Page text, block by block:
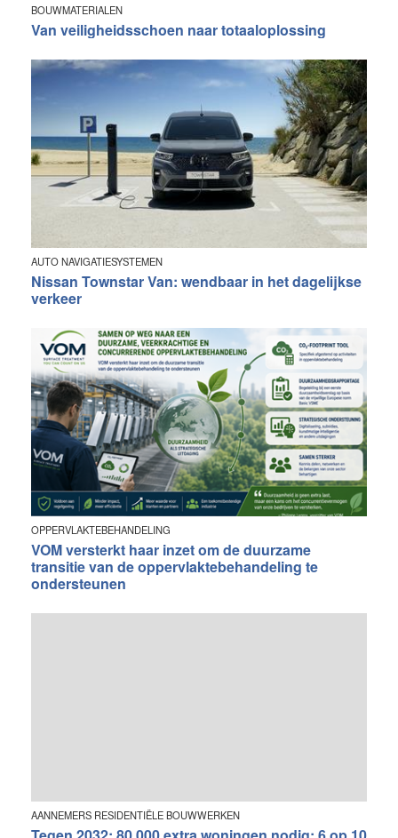
BOUWMATERIALEN
Van veiligheidsschoen naar totaaloplossing
AUTO NAVIGATIESYSTEMEN
Nissan Townstar Van: wendbaar in het dagelijkse
verkeer
OPPERVLAKTEBEHANDELING
VOM versterkt haar inzet om de duurzame
transitie van de oppervlaktebehandeling te
ondersteunen
AANNEMERS RESIDENTIËLE BOUWWERKEN